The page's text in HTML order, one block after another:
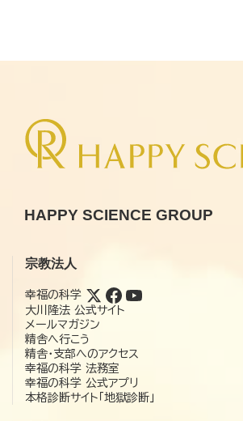
HAPPY SCIENCE GROUP
宗教法人
幸福の科学
大川隆法 公式サイト
メールマガジン
精舎へ行こう
精舎・支部へのアクセス
幸福の科学 法務室
幸福の科学 公式アプリ
本格診断サイト「地獄診断」